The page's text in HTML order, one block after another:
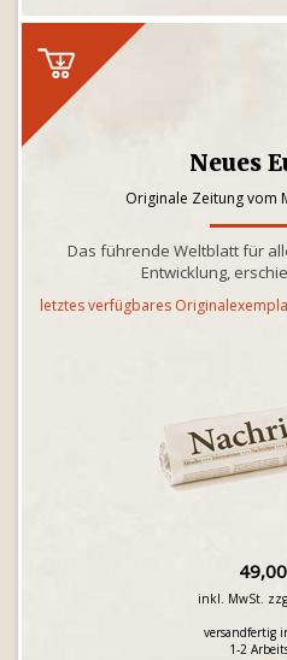
Neues
Originale Zeitung vom
Das führende Weltblatt für
Entwicklung,
letztes verfügbares
inkl. MwSt.
versandfertig
1-2